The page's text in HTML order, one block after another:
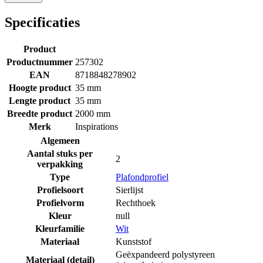
Specificaties
Product
Productnummer 257302
EAN
8718848278902
Hoogte product 35 mm
Lengte product 35 mm
Breedte product 2000 mm
Merk
Inspirations
Algemeen
Aantal stuks per
verpakking
2
Type
Plafondprofiel
Profielsoort
Sierlijst
Profielvorm
Rechthoek
Kleur
null
Kleurfamilie
Wit
Materiaal
Kunststof
Materiaal (detail)
Geëxpandeerd polystyreen